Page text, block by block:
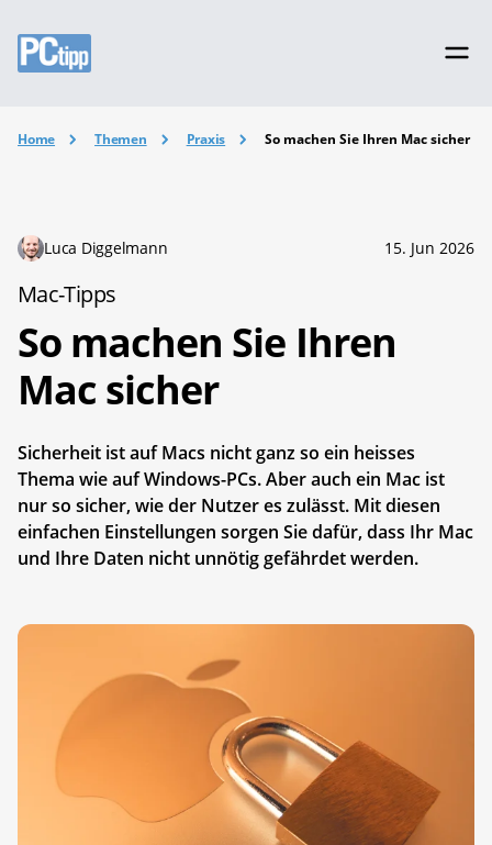
Home Themen Praxis So machen Sie Ihren Mac sicher
Luca Diggelmann 15. Jun 2026
Mac-Tipps
So machen Sie Ihren
Mac sicher
Sicherheit ist auf Macs nicht ganz so ein heisses
Thema wie auf Windows-PCs. Aber auch ein Mac ist
nur so sicher, wie der Nutzer es zulässt. Mit diesen
einfachen Einstellungen sorgen Sie dafür, dass Ihr Mac
und Ihre Daten nicht unnötig gefährdet werden.